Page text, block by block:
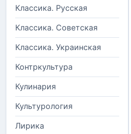
Классика. Русская
Классика. Советская
Классика. Украинская
Контркультура
Кулинария
Культурология
Лирика